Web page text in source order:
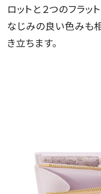
ロットと２つのフラッ
なじみの良い色みも
き立ちます。